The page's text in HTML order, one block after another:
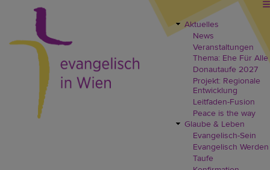
EVW
Header
Menü
Aktuelles
News
Veranstaltungen
Thema: Ehe Für Alle
Donautaufe 2027
Projekt: Regionale
Entwicklung
Leitfaden-Fusion
Peace is the way
Glaube & Leben
Evangelisch-Sein
Evangelisch Werden
Taufe